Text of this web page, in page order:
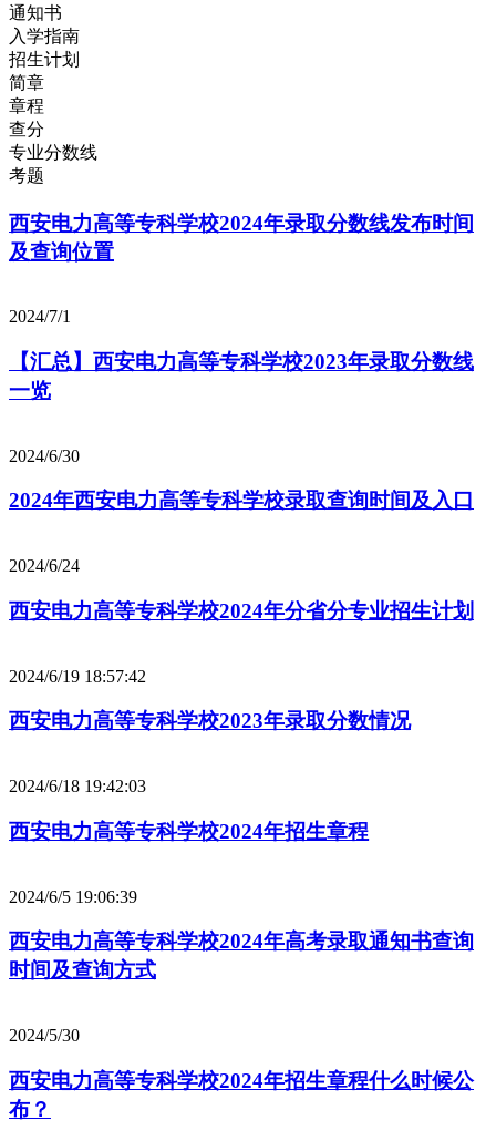
通知书
入学指南
招生计划
简章
章程
查分
专业分数线
考题
西安电力高等专科学校2024年录取分数线发布时间
及查询位置
2024/7/1
【汇总】西安电力高等专科学校2023年录取分数线
一览
2024/6/30
2024年西安电力高等专科学校录取查询时间及入口
2024/6/24
西安电力高等专科学校2024年分省分专业招生计划
2024/6/19 18:57:42
西安电力高等专科学校2023年录取分数情况
2024/6/18 19:42:03
西安电力高等专科学校2024年招生章程
2024/6/5 19:06:39
西安电力高等专科学校2024年高考录取通知书查询
时间及查询方式
2024/5/30
西安电力高等专科学校2024年招生章程什么时候公
布？